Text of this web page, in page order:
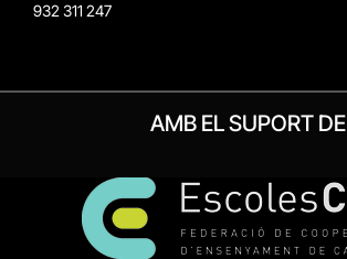
932 311 247
AMB EL SUPORT DE